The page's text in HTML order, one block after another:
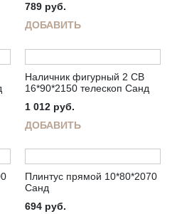
789 руб.
ДОБАВИТЬ
Наличник фигурный 2 СВ
16*90*2150 телескоп Санд
1 012 руб.
ДОБАВИТЬ
Плинтус прямой 10*80*2070
Санд
694 руб.